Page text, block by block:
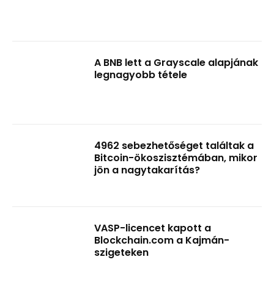
A BNB lett a Grayscale alapjának
legnagyobb tétele
4962 sebezhetőséget találtak a
Bitcoin-ökoszisztémában, mikor
jön a nagytakarítás?
VASP-licencet kapott a
Blockchain.com a Kajmán-
szigeteken